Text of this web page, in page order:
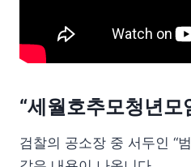
“세월호추모청년모
검찰의 공소장 중 서두인 “